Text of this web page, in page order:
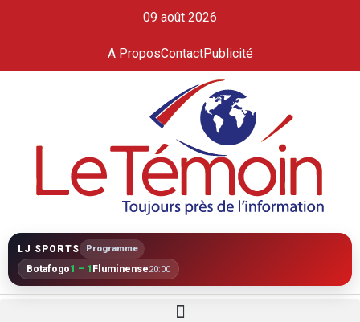
09 août 2026
A ProposContactPublicité
LJ SPORTS Programme
Botafogo1 – 1 Fluminense20:00